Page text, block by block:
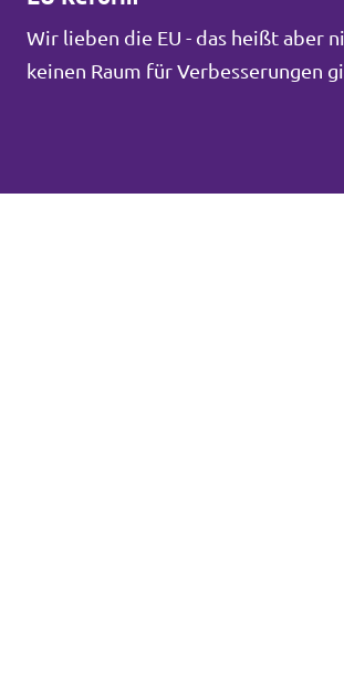
Wir lieben die EU - das heißt aber
keinen Raum für Verbesserungen